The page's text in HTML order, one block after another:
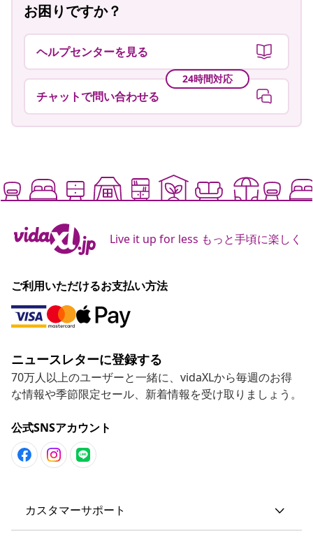
お困りですか？
ヘルプセンターを見る
24時間対応
チャットで問い合わせる
Live it up for less もっと手頃に楽しく
ご利用いただけるお支払い方法
ニュースレターに登録する
70万人以上のユーザーと一緒に、vidaXLから毎週のお得
な情報や季節限定セール、新着情報を受け取りましょう。
公式SNSアカウント
カスタマーサポート